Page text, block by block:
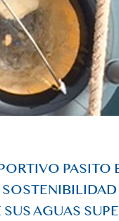
PASITO
AGUAS